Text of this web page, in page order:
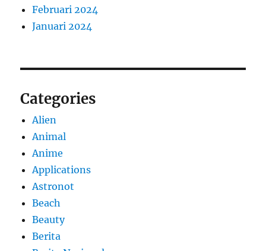
Februari 2024
Januari 2024
Categories
Alien
Animal
Anime
Applications
Astronot
Beach
Beauty
Berita